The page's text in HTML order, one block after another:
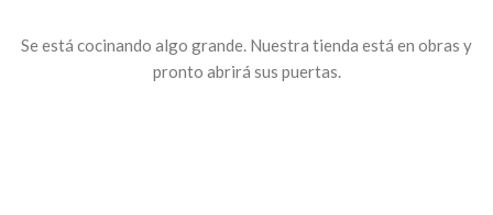
Se está cocinando algo grande. Nuestra tienda está en obras y
pronto abrirá sus puertas.